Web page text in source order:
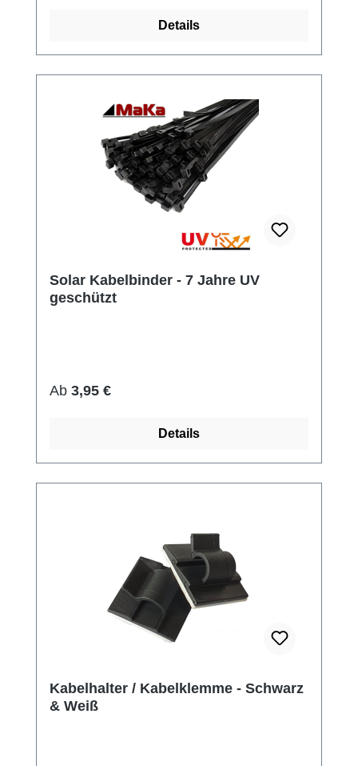
Details
Solar Kabelbinder - 7 Jahre UV
geschützt
Regulärer Preis:
Ab 3,95 €
Details
Kabelhalter / Kabelklemme - Schwarz
& Weiß